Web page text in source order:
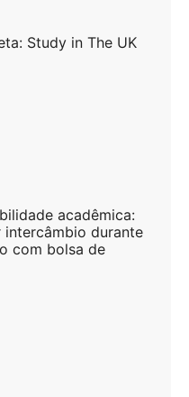
Study in The UK
acadêmica:
durante
com bolsa de